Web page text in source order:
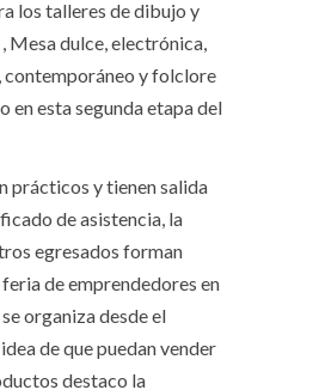
los talleres de dibujo y
Mesa dulce, electrónica,
contemporáneo y folclore
en esta segunda etapa del
prácticos y tienen salida
de asistencia, la
egresados forman
de emprendedores en
organiza desde el
de que puedan vender
destaco la